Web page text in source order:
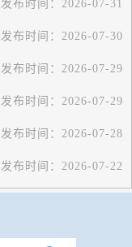
发布时间： 2026-07-31
发布时间： 2026-07-30
发布时间： 2026-07-29
发布时间： 2026-07-29
发布时间： 2026-07-28
发布时间： 2026-07-22